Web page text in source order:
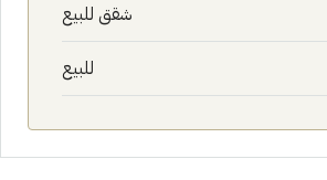
شقق للبيع
للبيع